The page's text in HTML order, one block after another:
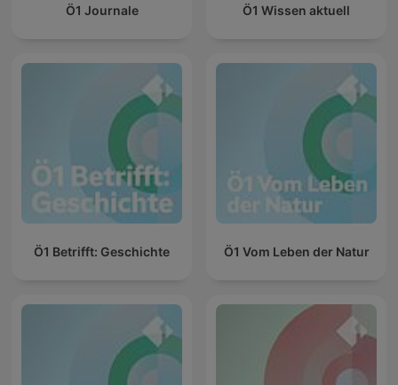
Ö1 Journale Ö1 Wissen aktuell
Ö1 Betrifft: Geschichte Ö1 Vom Leben der Natur